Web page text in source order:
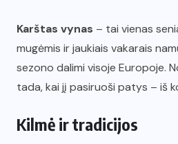
Karštas vynas – tai vienas
mugėmis ir jaukiais vakarais
sezono dalimi visoje Europoje.
tada, kai jį pasiruoši patys – iš
Kilmė ir tradicijos